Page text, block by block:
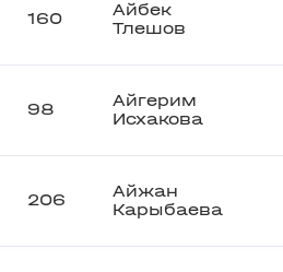
160
Айбек
Тлешов
98
Айгерим
Исхакова
206
Айжан
Карыбаева